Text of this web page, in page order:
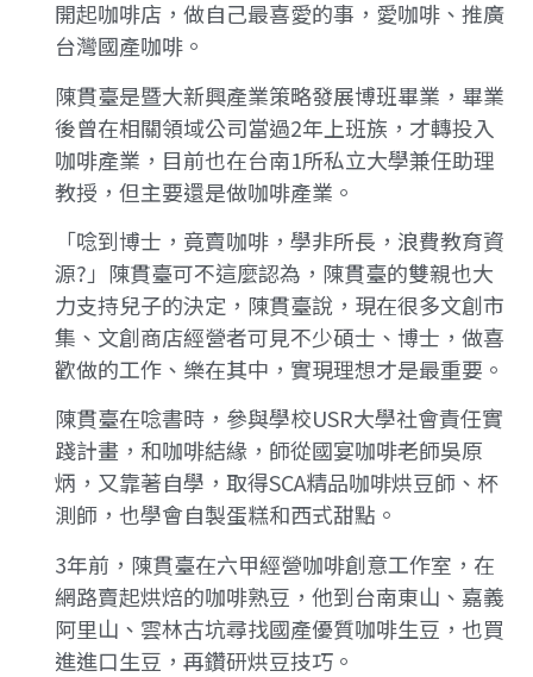
開起咖啡店，做自己最喜愛的事，愛咖啡、推廣
台灣國產咖啡。
陳貫臺是暨大新興產業策略發展博班畢業，畢業
後曾在相關領域公司當過2年上班族，才轉投入
咖啡產業，目前也在台南1所私立大學兼任助理
教授，但主要還是做咖啡產業。
「唸到博士，竟賣咖啡，學非所長，浪費教育資
源?」陳貫臺可不這麼認為，陳貫臺的雙親也大
力支持兒子的決定，陳貫臺說，現在很多文創市
集、文創商店經營者可見不少碩士、博士，做喜
歡做的工作、樂在其中，實現理想才是最重要。
陳貫臺在唸書時，參與學校USR大學社會責任實
踐計畫，和咖啡結緣，師從國宴咖啡老師吳原
炳，又靠著自學，取得SCA精品咖啡烘豆師、杯
測師，也學會自製蛋糕和西式甜點。
3年前，陳貫臺在六甲經營咖啡創意工作室，在
網路賣起烘焙的咖啡熟豆，他到台南東山、嘉義
阿里山、雲林古坑尋找國產優質咖啡生豆，也買
進進口生豆，再鑽研烘豆技巧。